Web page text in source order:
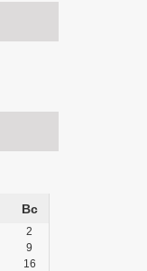
Вс
2
9
16